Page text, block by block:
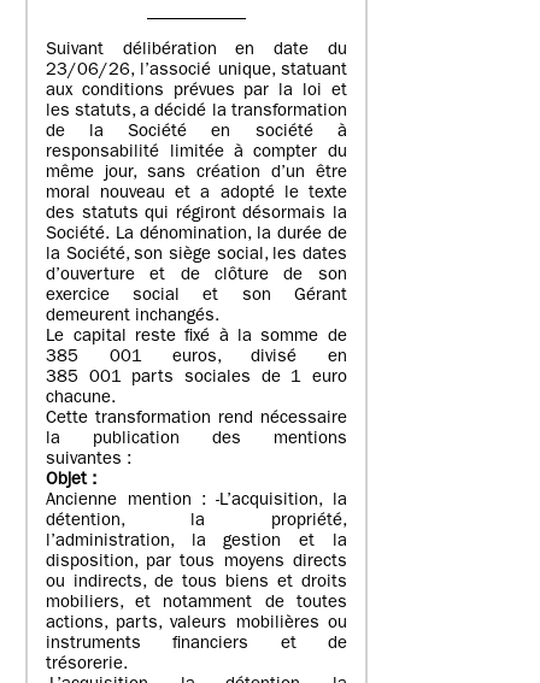
Suivant délibération en date du
23/06/26, l’associé unique, statuant
aux conditions prévues par la loi et
les statuts, a décidé la transformation
de la Société en société à
responsabilité limitée à compter du
même jour, sans création d’un être
moral nouveau et a adopté le texte
des statuts qui régiront désormais la
Société. La dénomination, la durée de
la Société, son siège social, les dates
d’ouverture et de clôture de son
exercice social et son Gérant
demeurent inchangés.
Le capital reste fixé à la somme de
385 001 euros, divisé en
385 001 parts sociales de 1 euro
chacune.
Cette transformation rend nécessaire
la publication des mentions
suivantes :
Objet :
Ancienne mention : -L’acquisition, la
détention, la propriété,
l’administration, la gestion et la
disposition, par tous moyens directs
ou indirects, de tous biens et droits
mobiliers, et notamment de toutes
actions, parts, valeurs mobilières ou
instruments financiers et de
trésorerie.